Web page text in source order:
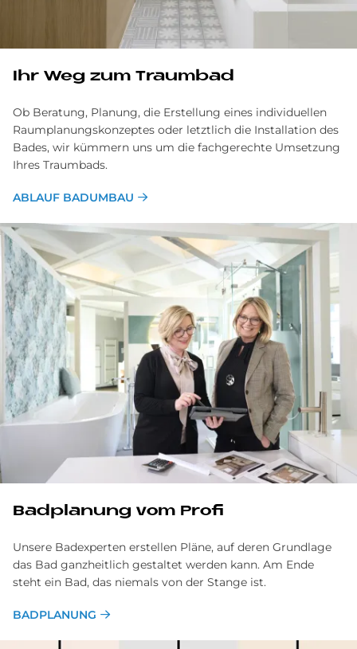
Ihr Weg zum Traumbad
Ob Beratung, Planung, die Erstellung eines individuellen
Raumplanungskonzeptes oder letztlich die Installation des
Bades, wir kümmern uns um die fachgerechte Umsetzung
Ihres Traumbads.
ABLAUF BADUMBAU
Bad­pla­nung vom Pro­fi
Unsere Badexperten erstellen Pläne, auf deren Grundlage
das Bad ganzheitlich gestaltet werden kann. Am Ende
steht ein Bad, das niemals von der Stange ist.
BADPLANUNG